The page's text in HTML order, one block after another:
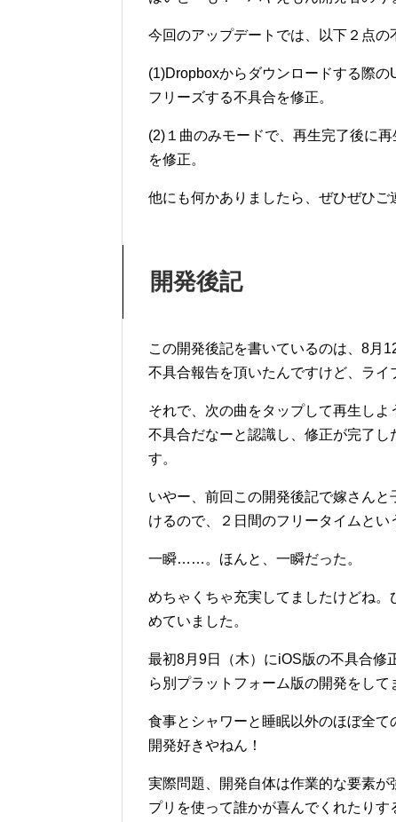
今回のアップデートでは、以下２点の
(1)Dropboxからダウンロードする際
フリーズする不具合を修正。
(2)１曲のみモードで、再生完了後に
を修正。
他にも何かありましたら、ぜひぜひご
開発後記
この開発後記を書いているのは、8月
不具合報告を頂いたんですけど、ライ
それで、次の曲をタップして再生し
不具合だなーと認識し、修正が完了
す。
いやー、前回この開発後記で嫁さん
けるので、２日間のフリータイムとい
一瞬……。ほんと、一瞬だった。
めちゃくちゃ充実してましたけどね
めていました。
最初8月9日（木）にiOS版の不具合修
ら別プラットフォーム版の開発をして
食事とシャワーと睡眠以外のほぼ全
開発好きやねん！
実際問題、開発自体は作業的な要素
プリを使って誰かが喜んでくれたりす